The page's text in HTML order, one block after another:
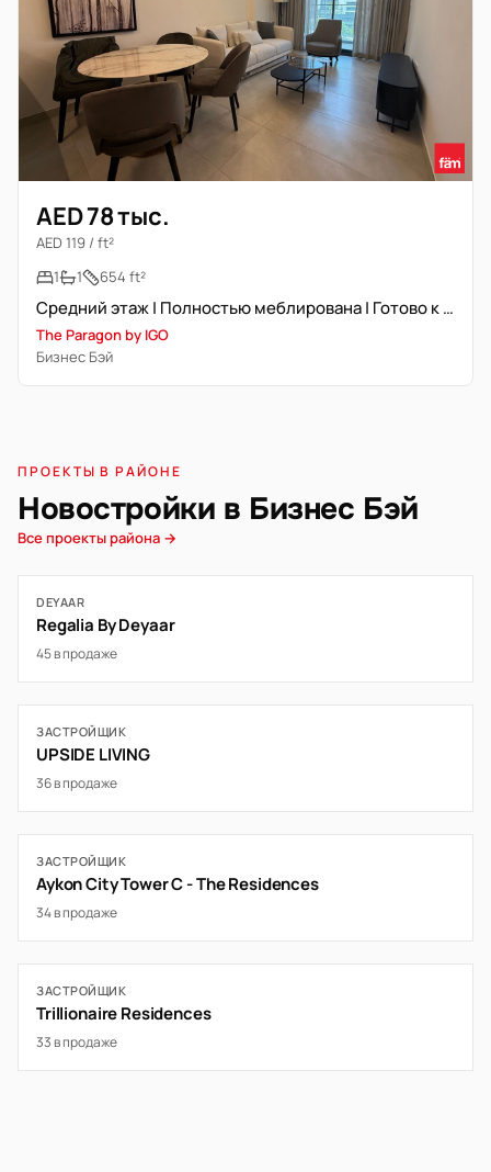
AED 78 тыс.
AED 119 / ft²
1
1 654 ft²
Средний этаж | Полностью меблирована | Готово к заселению
The Paragon by IGO
Бизнес Бэй
ПРОЕКТЫ В РАЙОНЕ
Новостройки в Бизнес Бэй
Все проекты района →
DEYAAR
Regalia By Deyaar
45 в продаже
ЗАСТРОЙЩИК
UPSIDE LIVING
36 в продаже
ЗАСТРОЙЩИК
Aykon City Tower C - The Residences
34 в продаже
ЗАСТРОЙЩИК
Trillionaire Residences
33 в продаже